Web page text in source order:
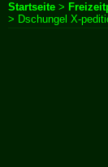
Startseite >
> Dschungel X-